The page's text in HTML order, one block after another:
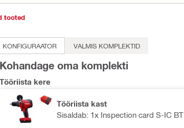
tooted
KONFIGURAATOR VALMIS KOMPLEKTID
Kohandage oma komplekti
Tööriista kere
Tööriista kast
Sisaldab: 1x Inspection card S-IC BT